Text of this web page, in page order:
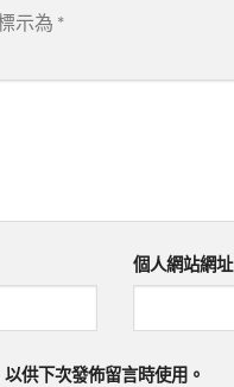
示為 *
個人網站網址
供下次發佈留言時使用。